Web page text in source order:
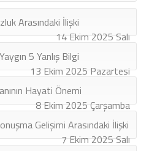
Arasındaki İlişki
14 Ekim 2025 Salı
5 Yanlış Bilgi
13 Ekim 2025 Pazartesi
Hayati Önemi
8 Ekim 2025 Çarşamba
Gelişimi Arasındaki İlişki
7 Ekim 2025 Salı